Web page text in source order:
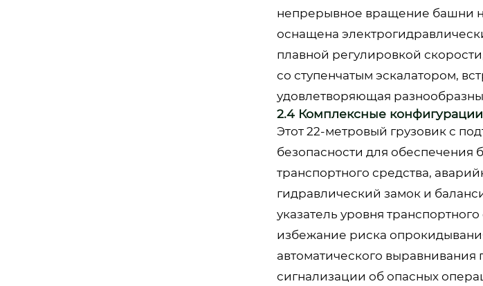
непрерывное вращение башни
оснащена
плавной регулировкой
со ступенчатым эскалатором,
удовлетворяющая
2.4 Комплексные
Этот 22-метровый грузовик с
безопасности для обеспечения
транспортного средства,
гидравлический замок и
указатель уровня
избежание риска
автоматического выравнивания
сигнализации об опасных